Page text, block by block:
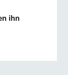
ihn